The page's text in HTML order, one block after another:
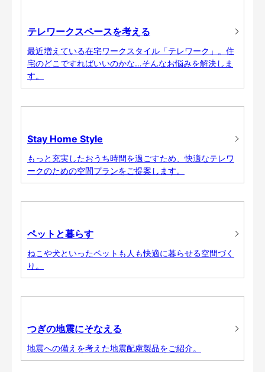
テレワークスペースを考える
最近増えている在宅ワークスタイル「テレワーク」。住
宅のどこですればいいのかな…そんなお悩みを解決しま
す。
Stay Home Style
もっと充実したおうち時間を過ごすため、快適なテレワ
ークのための空間プランをご提案します。
ペットと暮らす
ねこや犬といったペットも人も快適に暮らせる空間づく
り。
つぎの地震にそなえる
地震への備えを考えた地震配慮製品をご紹介。